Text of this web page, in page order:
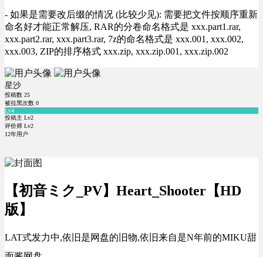
- 如果是需要改后缀的情况 (比较少见): 需要把文件按顺序重新
命名好才能正常解压, RAR的分卷命名格式是 xxx.part1.rar,
xxx.part2.rar, xxx.part3.rar, 7z的命名格式是 xxx.001, xxx.002,
xxx.003, ZIP的排序格式 xxx.zip, xxx.zip.001, xxx.zip.002
星沙
投稿数 25
被拉黑次数 0
Lv4
投稿主 Lv2
评价师 Lv2
12年用户
【初音ミク_PV】Heart_Shooter【HD
版】
LAT式发力中,依旧是网盘的旧物,依旧来自是N年前的MIKU甜